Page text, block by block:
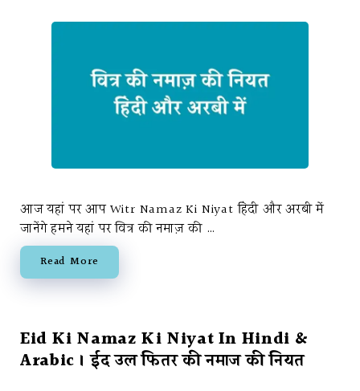
आज यहां पर आप Witr Namaz Ki Niyat हिंदी और अरबी में
जानेंगे हमने यहां पर वित्र की नमाज़ की …
Read More
Eid Ki Namaz Ki Niyat In Hindi &
Arabic । ईद उल फितर की नमाज की नियत